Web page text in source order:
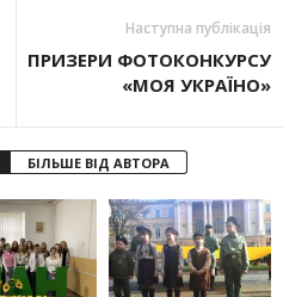
Наступна публікація
ПРИЗЕРИ ФОТОКОНКУРСУ
«МОЯ УКРАЇНО»
БІЛЬШЕ ВІД АВТОРА